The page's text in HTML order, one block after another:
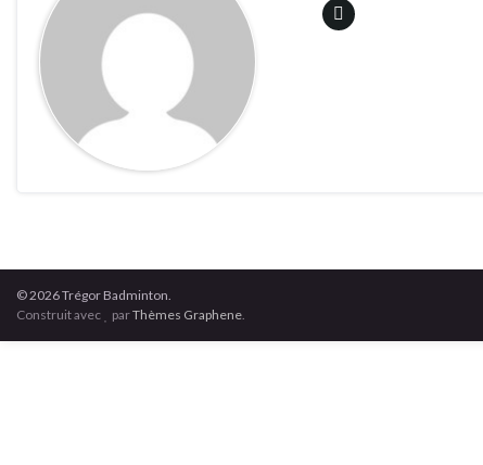
© 2026 Trégor Badminton.
Construit avec
parThèmes Graphene.